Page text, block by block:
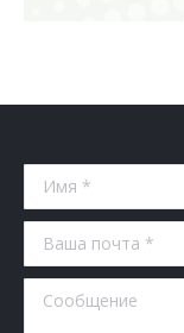
Имя *
Ваша почта *
Сообщение